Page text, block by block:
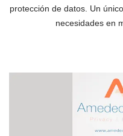
protección de datos. Un
necesidades en